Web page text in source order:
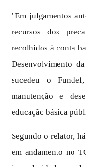
"Em julgamentos
recursos dos
recolhidos à conta
Desenvolvimento
sucedeu o
manutenção e
educação básica
Segundo o relator,
em andamento no